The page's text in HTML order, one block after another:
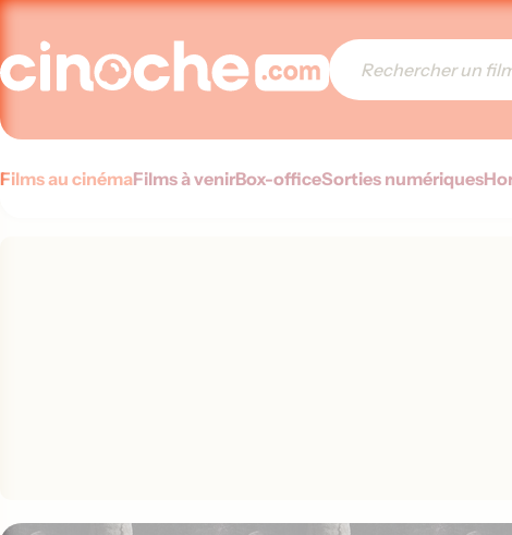
Films au cinémaFilms à venirBox-officeSorties numériques